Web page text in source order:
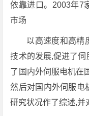
依靠进口。2003年7
市场
以高速度和高精
技术的发展,促进了
了国内外伺服电机在
然后对国内外伺服电
研究状况作了综述,并